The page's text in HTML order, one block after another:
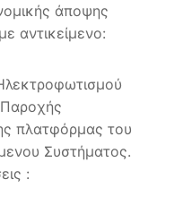
άποψης
αντικείμενο:
πλατφόρμας του
Συστήματος.
: